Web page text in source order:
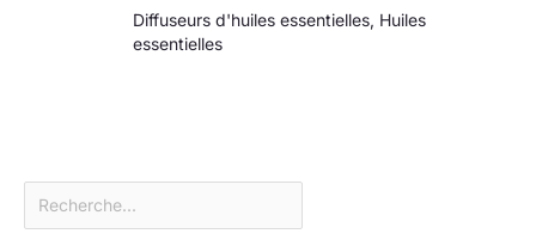
Diffuseurs d'huiles essentielles, Huiles
essentielles